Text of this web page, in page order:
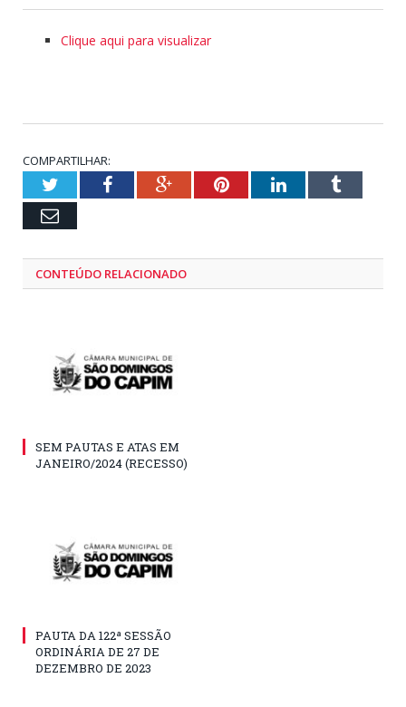
Clique aqui para visualizar
COMPARTILHAR:
TwitterFacebookGoogle+PinterestLinkedInTumblr
Email
CONTEÚDO RELACIONADO
SEM PAUTAS E ATAS EM
JANEIRO/2024 (RECESSO)
PAUTA DA 122ª SESSÃO
ORDINÁRIA DE 27 DE
DEZEMBRO DE 2023